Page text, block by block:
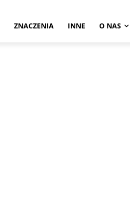
ZNACZENIA INNE O NAS